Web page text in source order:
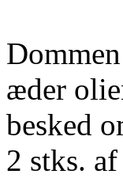
æder
besked
2 stks.